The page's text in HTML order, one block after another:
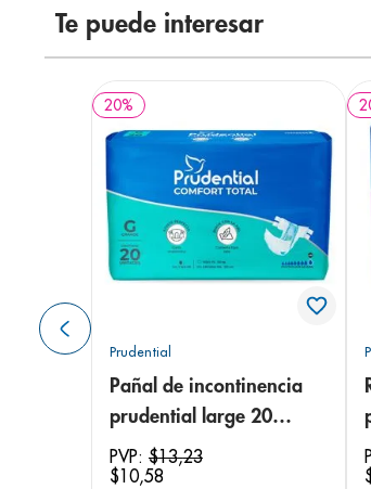
Te puede interesar
20%
Prudential
Pañal de incontinencia
prudential large 20
unidades
PVP: $13,23
$10,58